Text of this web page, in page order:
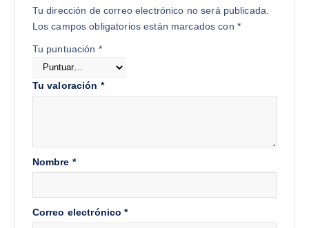
Tu dirección de correo electrónico no será publicada.
Los campos obligatorios están marcados con *
Tu puntuación *
Tu valoración *
Nombre *
Correo electrónico*